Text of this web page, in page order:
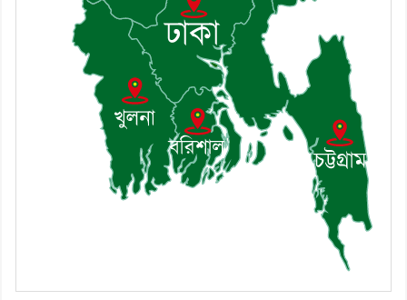
১০। দাউদকান্দিতে ইউপি সদস্যকে মারধরের
চেষ্টা ও প্রাণনাশের হুমকির অভিযোগ